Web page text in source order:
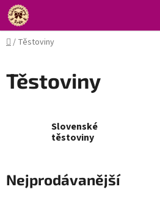
Přejít
na
obsah
Domů
/ Těstoviny
Těstoviny
Slovenské
těstoviny
Nejprodávanější